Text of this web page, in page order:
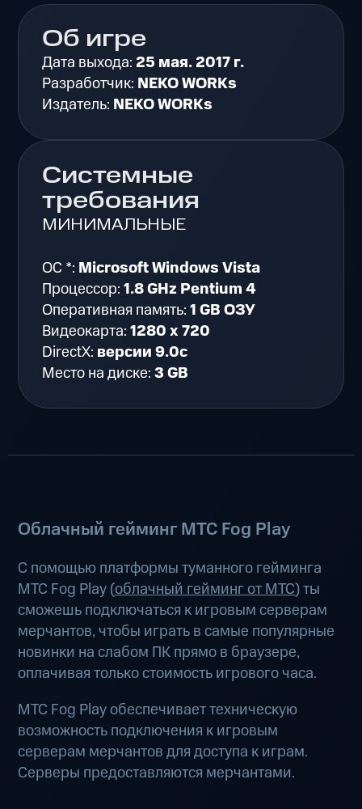
Об игре
Дата выхода: 25 мая. 2017 г.
Разработчик: NEKO WORKs
Издатель: NEKO WORKs
Системные
требования
МИНИМАЛЬНЫЕ
ОС *: Microsoft Windows Vista
Процессор:1.8 GHz Pentium 4
Оперативная память:1 GB ОЗУ
Видеокарта:1280 x 720
DirectX: версии 9.0c
Место на диске:3 GB
Облачный гейминг МТС Fog Play
С помощью платформы туманного гейминга
МТС Fog Play (облачный гейминг от МТС) ты
сможешь подключаться к игровым серверам
мерчантов, чтобы играть в самые популярные
новинки на слабом ПК прямо в браузере,
оплачивая только стоимость игрового часа.
МТС Fog Play обеспечивает техническую
возможность подключения к игровым
серверам мерчантов для доступа к играм.
Серверы предоставляются мерчантами.